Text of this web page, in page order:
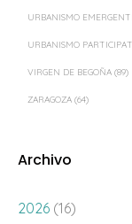
URBANISMO
URBANISMO
VIRGEN DE BEGOÑA (89)
ZARAGOZA (64)
Archivo
2026 (16)